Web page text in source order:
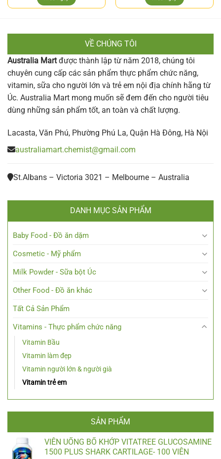
VỀ CHÚNG TÔI
Australia Martđược thành lập từ năm 2018, chúng tôi
chuyên cung cấp các sản phẩm thực phẩm chức năng,
vitamin, sữa cho người lớn và trẻ em nội địa chính hãng từ
Úc. Australia Mart mong muốn sẽ đem đến cho người tiêu
dùng những sản phẩm tốt, an toàn và chất lượng.
Lacasta, Văn Phú, Phường Phú La, Quận Hà Đông, Hà Nội
australiamart.chemist@gmail.com
St.Albans – Victoria 3021 – Melbourne – Australia
DANH MỤC SẢN PHẨM
Baby Food - Đồ ăn dặm
Cosmetic - Mỹ phẩm
Milk Powder - Sữa bột Úc
Other Food - Đồ ăn khác
Tất Cả Sản Phẩm
Vitamins - Thực phẩm chức năng
Vitamin Bầu
Vitamin làm đẹp
Vitamin người lớn & người già
Vitamin trẻ em
SẢN PHẨM
VIÊN UỐNG BỔ KHỚP VITATREE GLUCOSAMINE
1500 PLUS SHARK CARTILAGE- 100 VIÊN